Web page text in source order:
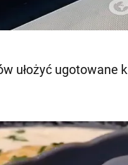
ułożyć ugotowane